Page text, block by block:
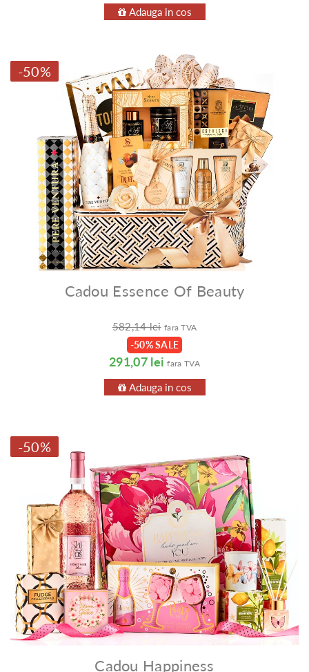
Adauga in cos
-50%
Cadou Essence Of Beauty
582,14 lei fara TVA
-50% SALE
291,07 lei fara TVA
Adauga in cos
-50%
Cadou Happiness